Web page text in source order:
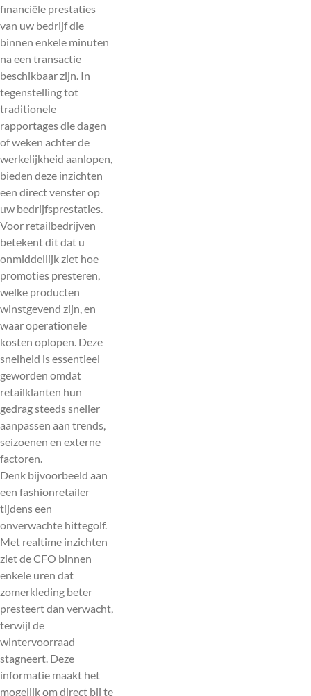
financiële prestaties
van uw bedrijf die
binnen enkele minuten
na een transactie
beschikbaar zijn. In
tegenstelling tot
traditionele
rapportages die dagen
of weken achter de
werkelijkheid aanlopen,
bieden deze inzichten
een direct venster op
uw bedrijfsprestaties.
Voor retailbedrijven
betekent dit dat u
onmiddellijk ziet hoe
promoties presteren,
welke producten
winstgevend zijn, en
waar operationele
kosten oplopen. Deze
snelheid is essentieel
geworden omdat
retailklanten hun
gedrag steeds sneller
aanpassen aan trends,
seizoenen en externe
factoren.
Denk bijvoorbeeld aan
een fashionretailer
tijdens een
onverwachte hittegolf.
Met realtime inzichten
ziet de CFO binnen
enkele uren dat
zomerkleding beter
presteert dan verwacht,
terwijl de
wintervoorraad
stagneert. Deze
informatie maakt het
mogelijk om direct bij te